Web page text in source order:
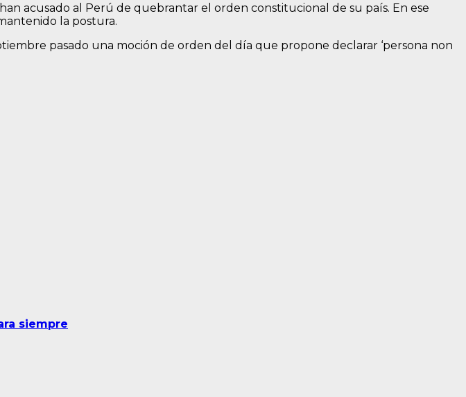
acusado al Perú de quebrantar el orden constitucional de su país. En ese
la postura.
pasado una moción de orden del día que propone declarar ‘persona non
siempre